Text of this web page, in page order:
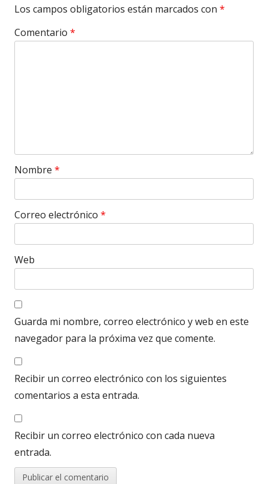
Los campos obligatorios están marcados con *
Comentario *
Nombre *
Correo electrónico *
Web
Guarda mi nombre, correo electrónico y web en este
navegador para la próxima vez que comente.
Recibir un correo electrónico con los siguientes
comentarios a esta entrada.
Recibir un correo electrónico con cada nueva
entrada.